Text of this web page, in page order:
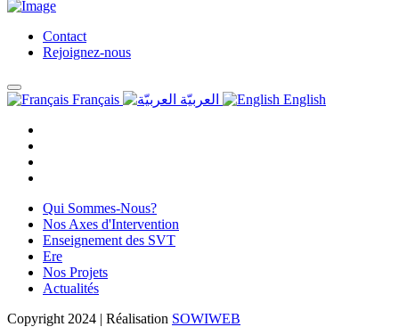
Contact
Rejoignez-nous
Français English
Qui Sommes-Nous?
Nos Axes d'Intervention
Enseignement des SVT
Ere
Nos Projets
Actualités
Copyright 2024 | Réalisation SOWIWEB